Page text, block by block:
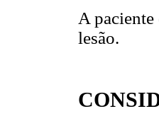
A paciente
lesão.